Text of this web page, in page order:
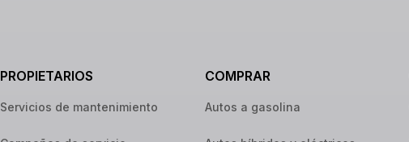
PROPIETARIOS
Servicios de mantenimiento
COMPRAR
Autos a gasolina